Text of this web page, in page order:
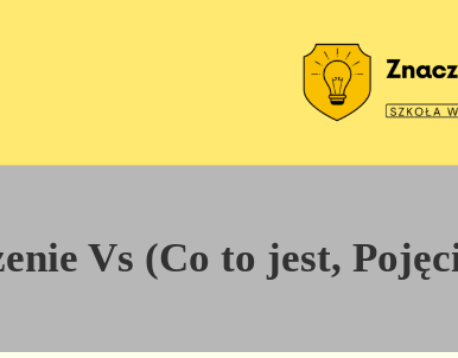
Vs (Co to jest,